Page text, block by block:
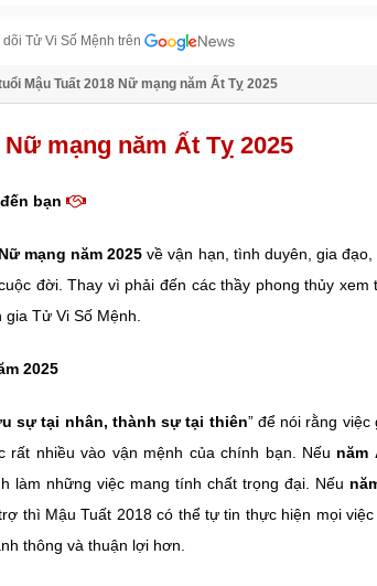
dõi Tử Vi Số Mệnh trên
Mậu Tuất 2018 Nữ mạng năm Ất Tỵ 2025
mạng năm Ất Tỵ 2025
bạn
mạng năm 2025 về vận hạn, tình duyên, gia
đời. Thay vì phải đến các thầy phong thủy
Tử Vi Số Mệnh.
2025
sự tại nhân, thành sự tại thiên” để nói rằng
rất nhiều vào vận mệnh của chính bạn. Nếu năm
làm những việc mang tính chất trọng đại. Nếu
trợ thì Mậu Tuất 2018 có thể tự tin thực hiện mọi
thông và thuận lợi hơn.